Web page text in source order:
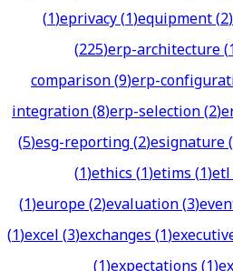
(1)eprivacy(1)equipment(2)
(225)erp-architecture(
comparison(9)erp-
integration(8)erp-selection(2)
(5)esg-reporting(2)esignature(
(1)ethics(1)etims(1)etl
(1)europe(2)evaluation(3)
(1)excel(3)exchanges(1)